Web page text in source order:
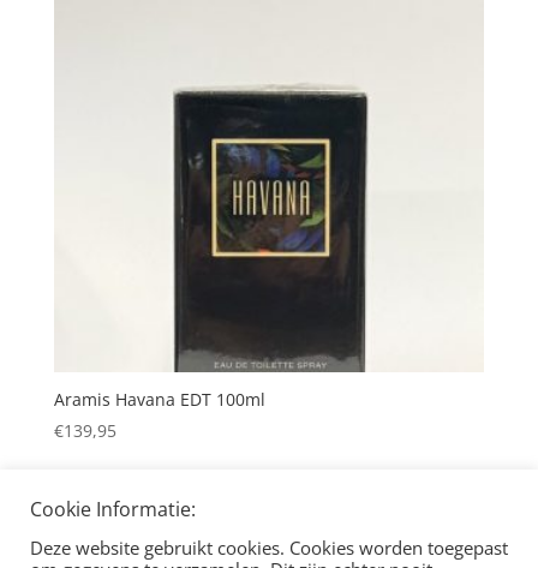
Aramis Havana EDT 100ml
€139,95
Copyright © Eco SmartAll Rights Reserved2026
Cookie Informatie:
Deze website gebruikt cookies. Cookies worden toegepast